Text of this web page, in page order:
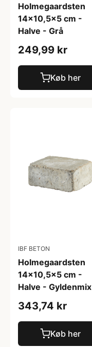
Holmegaardsten
14x10,5x5 cm -
Halve - Grå
249,99 kr
Køb her
IBF BETON
Holmegaardsten
14x10,5x5 cm -
Halve - Gyldenmix
343,74 kr
Køb her